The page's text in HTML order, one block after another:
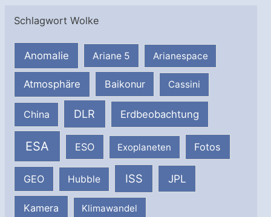
Schlagwort Wolke
Anomalie Ariane 5 Arianespace
Atmosphäre Baikonur Cassini
China DLR Erdbeobachtung
ESA ESO Exoplaneten Fotos
GEO Hubble ISS JPL
Kamera Klimawandel